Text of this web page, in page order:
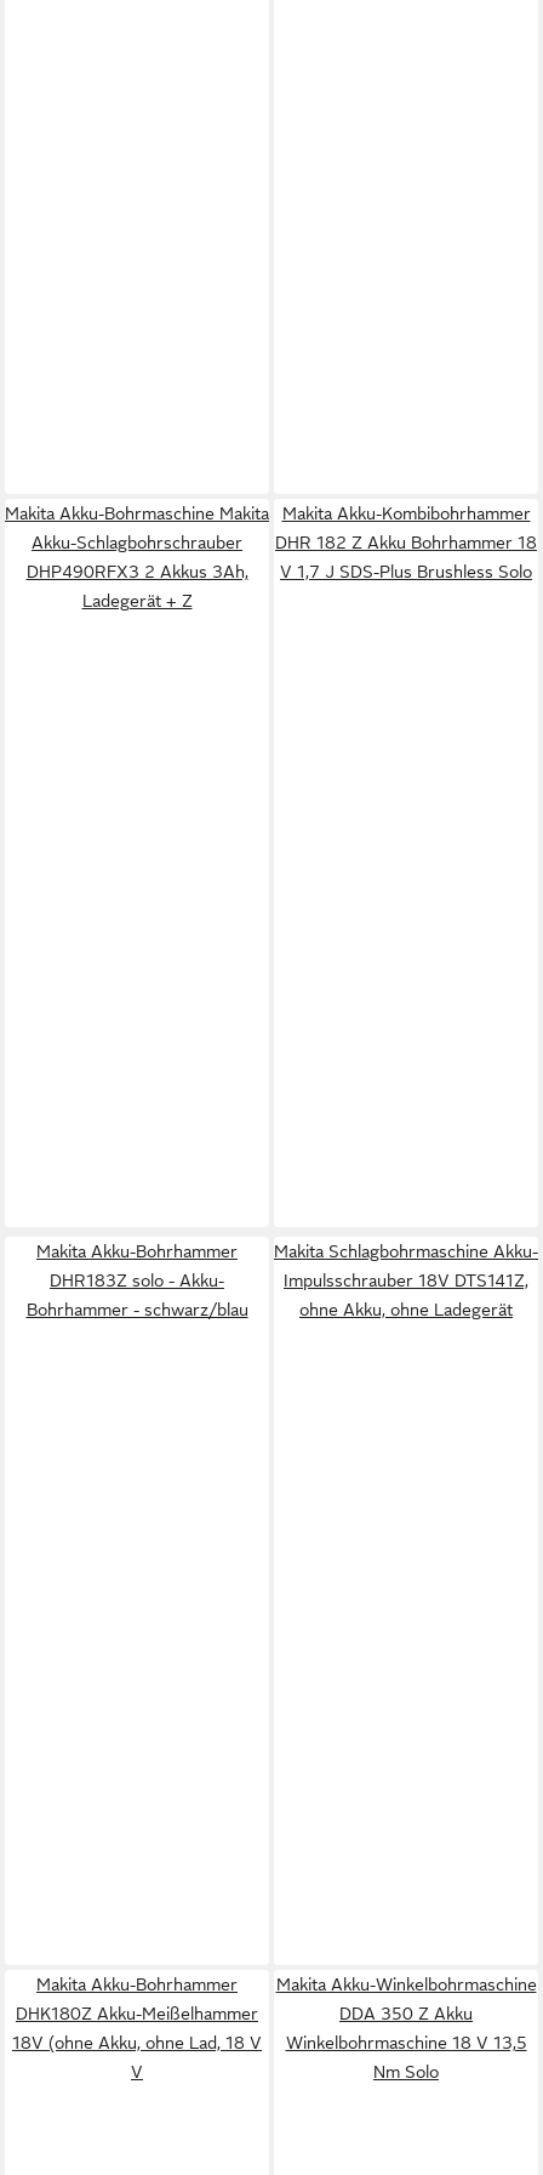
Makita Akku-Bohrmaschine Makita
Akku-Schlagbohrschrauber
DHP490RFX3 2 Akkus 3Ah,
Ladegerät + Z
Makita Akku-Kombibohrhammer
DHR 182 Z Akku Bohrhammer 18
V 1,7 J SDS-Plus Brushless Solo
Makita Akku-Bohrhammer
DHR183Z solo - Akku-
Bohrhammer - schwarz/blau
Makita Schlagbohrmaschine Akku-
Impulsschrauber 18V DTS141Z,
ohne Akku, ohne Ladegerät
Makita Akku-Bohrhammer
DHK180Z Akku-Meißelhammer
18V (ohne Akku, ohne Lad, 18 V
V
Makita Akku-Winkelbohrmaschine
DDA 350 Z Akku
Winkelbohrmaschine 18 V 13,5
Nm Solo